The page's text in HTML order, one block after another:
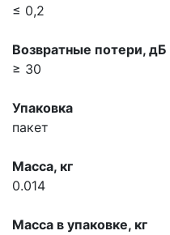
≤ 0,2
Возвратные потери, дБ
≥ 30
Упаковка
пакет
Масса, кг
0.014
Масса в упаковке, кг